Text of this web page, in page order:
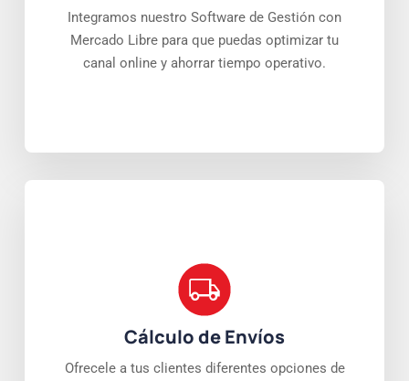
Integramos nuestro Software de Gestión con
Mercado Libre para que puedas optimizar tu
canal online y ahorrar tiempo operativo.
Cálculo de Envíos
Ofrecele a tus clientes diferentes opciones de